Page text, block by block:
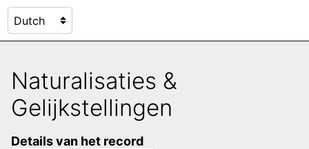
Naturalisaties &
Gelijkstellingen
Details van het record